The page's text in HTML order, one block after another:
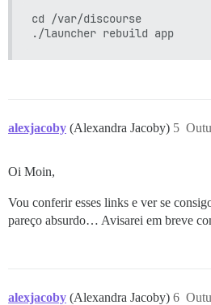
cd /var/discourse
alexjacoby (Alexandra Jacoby) 5
Oi Moin,
Vou conferir esses links e ver se
pareço absurdo… Avisarei em breve
alexjacoby (Alexandra Jacoby) 6